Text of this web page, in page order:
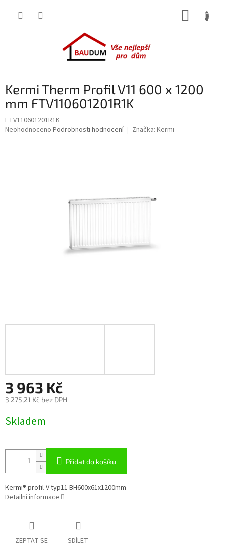
Kermi Therm Profil V11 600 x 1200
mm FTV110601201R1K
FTV110601201R1K
Průměrné
Neohodnoceno Podrobnosti hodnocení Značka: Kermi
3 963 Kč
3 275,21 Kč bez DPH
cena:
Skladem
Přidat do košíku
Kermi® profil-V typ11 BH600x61x1200mm
Detailní informace
ZEPTAT SE SDÍLET